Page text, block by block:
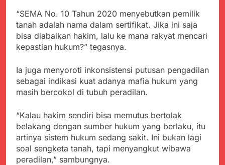
“SEMA No. 10 Tahun 2020 menyebutkan pemilik
tanah adalah nama dalam sertifikat. Jika ini saja
bisa diabaikan hakim, lalu ke mana rakyat mencari
kepastian hukum?” tegasnya.
Ia juga menyoroti inkonsistensi putusan pengadilan
sebagai indikasi kuat adanya mafia hukum yang
masih bercokol di tubuh peradilan.
“Kalau hakim sendiri bisa memutus bertolak
belakang dengan sumber hukum yang berlaku, itu
artinya sistem hukum sedang sakit. Ini bukan lagi
soal sengketa tanah, tapi menyangkut wibawa
peradilan,” sambungnya.